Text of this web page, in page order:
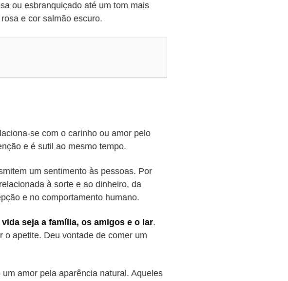
ou esbranquiçado até um tom mais
e cor salmão escuro.
se com o carinho ou amor pelo
e é sutil ao mesmo tempo.
um sentimento às pessoas. Por
à sorte e ao dinheiro, da
e no comportamento humano.
seja a família, os amigos e o lar.
o apetite. Deu vontade de comer um
amor pela aparência natural. Aqueles